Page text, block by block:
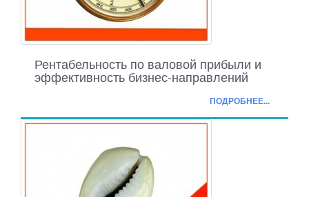
Рентабельность по валовой прибыли и
эффективность бизнес-направлений
ПОДРОБНЕЕ...